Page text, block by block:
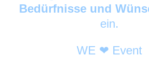
Bedürfnisse und
ein.
WE ❤ Event